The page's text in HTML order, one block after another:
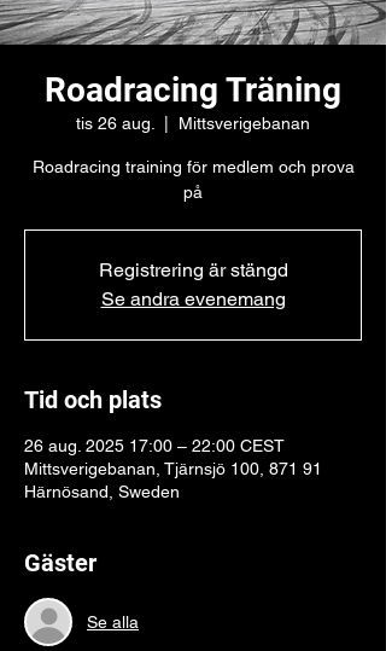
Roadracing Träning
tis 26 aug. Mittsverigebanan
Roadracing training för medlem och prova
på
Registrering är stängd
Se andra evenemang
Tid och plats
26 aug. 2025 17:00 – 22:00 CEST
Mittsverigebanan, Tjärnsjö 100, 871 91
Härnösand, Sweden
Gäster
Se alla